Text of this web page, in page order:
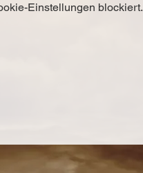
Einstellungen blockiert.